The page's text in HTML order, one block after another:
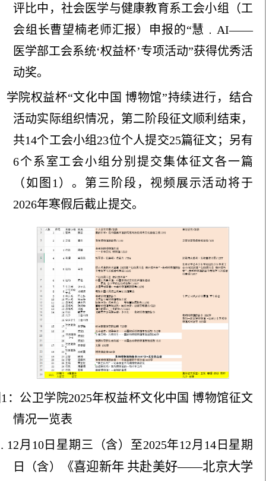
评比中，社会医学与健康教育系工会小组（工
会组长曹望楠老师汇报）申报的“慧﹒AI——
医学部工会系统‘权益杯’专项活动”获得优秀活
动奖。
学院权益杯“文化中国 博物馆”持续进行，结合
活动实际组织情况，第二阶段征文顺利结束，
共14个工会小组23位个人提交25篇征文；另有
6个系室工会小组分别提交集体征文各一篇
（如图1）。第三阶段，视频展示活动将于
2026年寒假后截止提交。
：公卫学院2025年权益杯文化中国 博物馆征文
情况一览表
. 12月10日星期三（含）至2025年12月14日星期
日（含）
《喜迎新年 共赴美好——北京大学